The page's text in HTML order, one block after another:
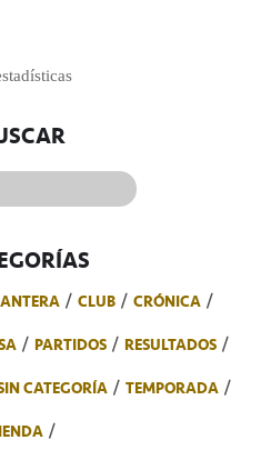
CLUB
CRÓNICA
PARTIDOS
RESULTADOS
CATEGORÍA
TEMPORADA